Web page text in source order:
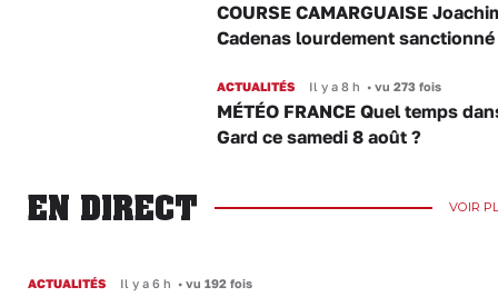
COURSE CAMARGUAISE
Cadenas lourdement sanctionné
ACTUALITÉS Il y a 8 h •vu 273 fois
MÉTÉO FRANCE Quel temps
Gard ce samedi 8 août ?
EN DIRECT VOIR
ACTUALITÉS Il y a 6 h • vu 192 fois